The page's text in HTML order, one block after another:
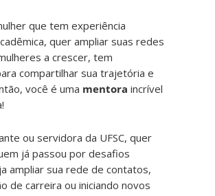
que tem experiência
quer ampliar suas redes
a crescer, tem
compartilhar sua trajetória e
você é uma mentora incrível
ou servidora da UFSC, quer
já passou por desafios
ampliar sua rede de contatos,
de carreira ou iniciando novos